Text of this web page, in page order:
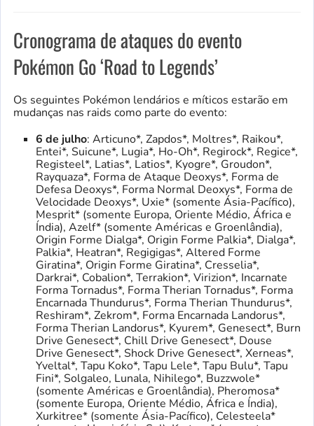
Cronograma de ataques do evento
Pokémon Go ‘Road to Legends’
Os seguintes Pokémon lendários e míticos estarão em
mudanças nas raids como parte do evento:
6 de julho: Articuno*, Zapdos*, Moltres*, Raikou*,
Entei*, Suicune*, Lugia*, Ho-Oh*, Regirock*, Regice*,
Registeel*, Latias*, Latios*, Kyogre*, Groudon*,
Rayquaza*, Forma de Ataque Deoxys*, Forma de
Defesa Deoxys*, Forma Normal Deoxys*, Forma de
Velocidade Deoxys*, Uxie* (somente Ásia-Pacífico),
Mesprit* (somente Europa, Oriente Médio, África e
Índia), Azelf* (somente Américas e Groenlândia),
Origin Forme Dialga*, Origin Forme Palkia*, Dialga*,
Palkia*, Heatran*, Regigigas*, Altered Forme
Giratina*, Origin Forme Giratina*, Cresselia*,
Darkrai*, Cobalion*, Terrakion*, Virizion*, Incarnate
Forma Tornadus*, Forma Therian Tornadus*, Forma
Encarnada Thundurus*, Forma Therian Thundurus*,
Reshiram*, Zekrom*, Forma Encarnada Landorus*,
Forma Therian Landorus*, Kyurem*, Genesect*, Burn
Drive Genesect*, Chill Drive Genesect*, Douse
Drive Genesect*, Shock Drive Genesect*, Xerneas*,
Yveltal*, Tapu Koko*, Tapu Lele*, Tapu Bulu*, Tapu
Fini*, Solgaleo, Lunala, Nihilego*, Buzzwole*
(somente Américas e Groenlândia), Pheromosa*
(somente Europa, Oriente Médio, África e Índia),
Xurkitree* (somente Ásia-Pacífico), Celesteela*